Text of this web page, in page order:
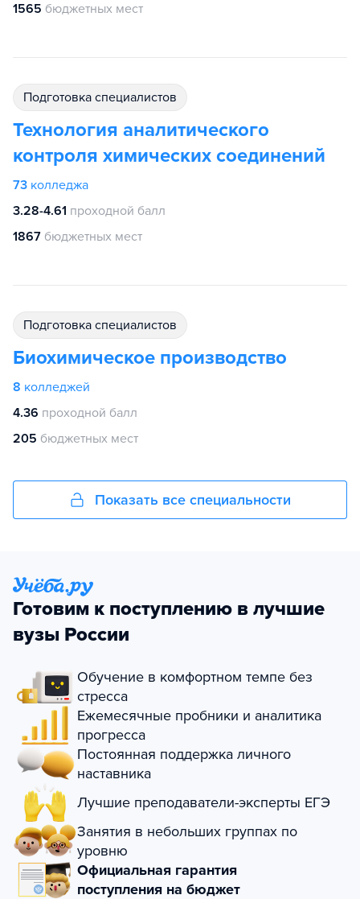
1565 бюджетных мест
подготовка специалистов
Технология аналитического
контроля химических соединений
73 колледжа
3.28-4.61 проходной балл
1867 бюджетных мест
подготовка специалистов
Биохимическое производство
8 колледжей
4.36 проходной балл
205 бюджетных мест
Показать все специальности
Готовим к поступлению в лучшие
вузы России
Обучение в комфортном темпе без
стресса
Ежемесячные пробники и аналитика
прогресса
Постоянная поддержка личного
наставника
Лучшие преподаватели-эксперты ЕГЭ
Занятия в небольших группах по
уровню
Официальная гарантия
поступления на бюджет